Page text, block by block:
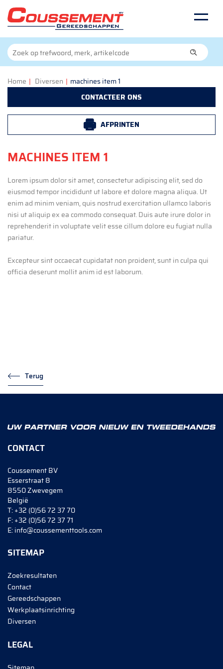
Home | Diversen | machines item 1
CONTACTEER ONS
AFPRINTEN
MACHINES ITEM 1
Lorem ipsum dolor sit amet, consectetur adipiscing elit, sed do
eiusmod tempor incididunt ut labore et dolore magna aliqua. Ut
enim ad minim veniam, quis nostrud exercitation ullamco laboris
nisi ut aliquip ex ea commodo consequat. Duis aute irure dolor in
reprehenderit in voluptate velit esse cillum dolore eu fugiat nulla
pariatur.
Excepteur sint occaecat cupidatat non proident, sunt in culpa qui
officia deserunt mollit anim id est laborum.
Terug
CONTACT
Coussement BV
Esserstraat 8
8550 Zwevegem
België
T:+32 (0)56 72 37 70
F:+32 (0)56 72 37 71
E:info@coussementtools.com
SITEMAP
Zoekresultaten
Contact
Gereedschappen
Werkplaatsinrichting
Diversen
LEGAL